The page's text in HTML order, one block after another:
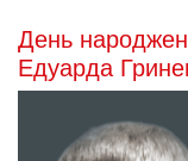
День
Едуарда